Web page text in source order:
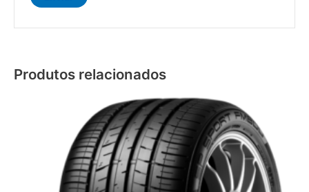
Produtos relacionados